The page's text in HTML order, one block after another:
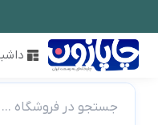
جستجو در فروشگاه ...